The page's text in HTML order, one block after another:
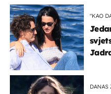
"KAO
DANAS